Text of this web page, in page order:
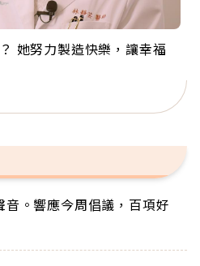
她努力製造快樂，讓幸福
台灣奉獻36年 「台灣是我
！」
灣找快樂！「蛋黃哥小
萬爺奶：退休後才開始真
成為全球最年長羽球選
是「這個」
手阿伯拉小提琴還登上小
。響應今周倡議，百項好